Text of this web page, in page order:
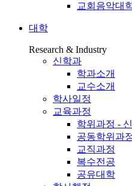
교회음악대
대학
Research & Industry
신학과
학과소개
교수소개
학사일정
교육과정
학위과정 -
공동학위과
교직과정
복수전공
공유대학